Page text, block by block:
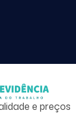
e preços